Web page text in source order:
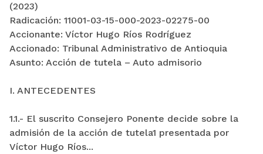
(2023)
Radicación: 11001-03-15-000-2023-02275-00
Accionante: Víctor Hugo Ríos Rodríguez
Accionado: Tribunal Administrativo de Antioquia
Asunto: Acción de tutela – Auto admisorio
I. ANTECEDENTES
1.1.- El suscrito Consejero Ponente decide sobre la
admisión de la acción de tutela1 presentada por
Víctor Hugo Ríos...